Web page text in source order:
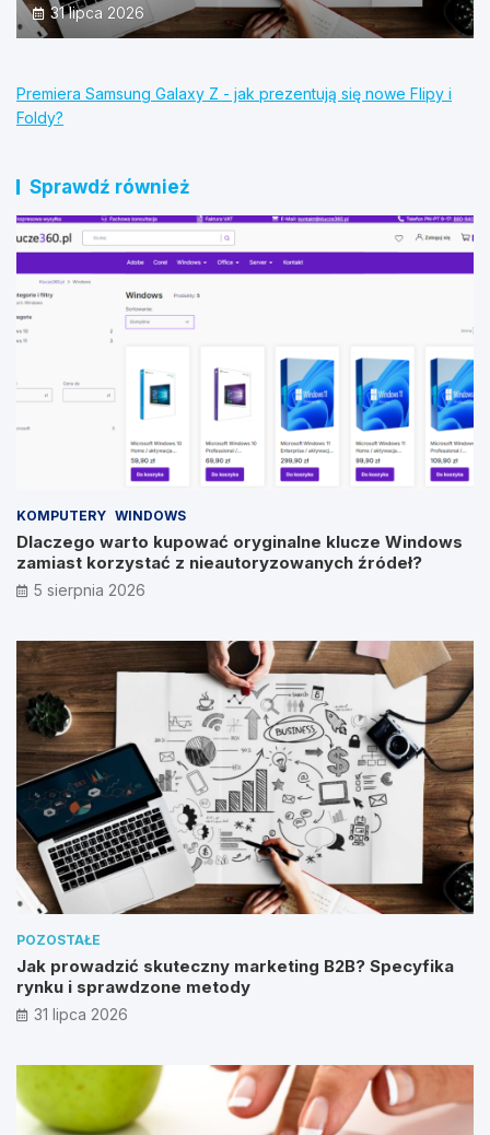
31 lipca 2026
Premiera Samsung Galaxy Z - jak prezentują się nowe Flipy i
Foldy?
Sprawdź również
KOMPUTERY WINDOWS
Dlaczego warto kupować oryginalne klucze Windows
zamiast korzystać z nieautoryzowanych źródeł?
5 sierpnia 2026
POZOSTAŁE
Jak prowadzić skuteczny marketing B2B? Specyfika
rynku i sprawdzone metody
31 lipca 2026